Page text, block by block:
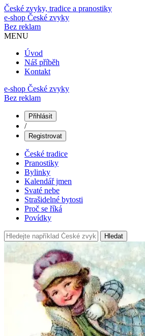
České zvyky, tradice a pranostiky
e-shop České zvyky
Bez reklam
MENU
Úvod
Náš příběh
Kontakt
e-shop České zvyky
Bez reklam
Přihlásit
/
Registrovat
České tradice
Pranostiky
Bylinky
Kalendář jmen
Svaté nebe
Strašidelné bytosti
Proč se říká
Povídky
Hledat